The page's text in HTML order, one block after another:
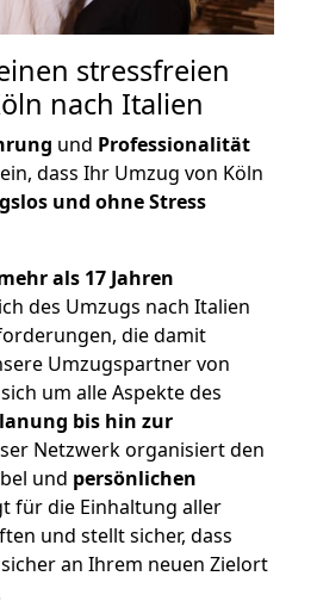
stressfreien
nach Italien
und Professionalität
dass Ihr Umzug von Köln
und ohne Stress
als 17 Jahren
des Umzugs nach Italien
die damit
Umzugspartner von
um alle Aspekte des
bis hin zur
Netzwerk organisiert den
und persönlichen
für die Einhaltung aller
und stellt sicher, dass
an Ihrem neuen Zielort